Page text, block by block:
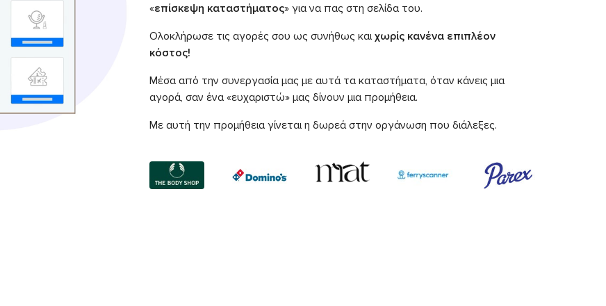
«επίσκεψη καταστήματος» για να πας στη σελίδα του.
Ολοκλήρωσε τις αγορές σου ως συνήθως καιχωρίς κανένα επιπλέον
κόστος!
Μέσα από την συνεργασία μας με αυτά τα καταστήματα, όταν κάνεις μια
αγορά, σαν ένα «ευχαριστώ» μας δίνουν μια προμήθεια.
Με αυτή την προμήθεια γίνεται η δωρεά στην οργάνωση που διάλεξες.